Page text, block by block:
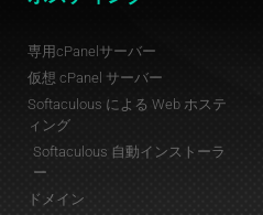
専用cPanelサーバー
仮想 cPanel サーバー
Softaculous による Web ホステ
ィング
Softaculous 自動インストーラ
ー
ドメイン